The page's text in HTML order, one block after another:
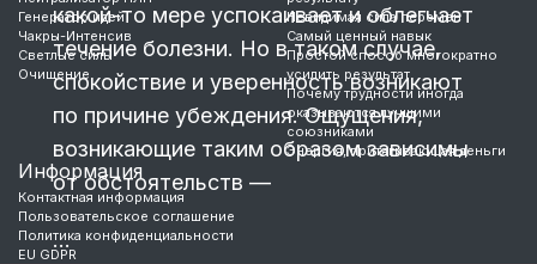
какой-то мере успокаивает и облегчает
течение болезни. Но в таком случае,
спокойствие и уверенность возникают
по причине убеждения. Ощущения,
возникающие таким образом зависимы
от обстоятельств —
…
Генератор идей
Чакры-Интенсив
Светлые силы
Очищение
Невидимая сила перемен
Самый ценный навык
Простой способ многократно
усилить результат
Почему трудности иногда
оказываются лучшими
союзниками
Энергия, притягивающая деньги
Информация
Контактная информация
Пользовательское соглашение
Политика конфиденциальности
EU GDPR